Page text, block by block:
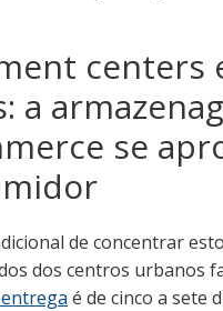
centers
a
se
de concentrar
dos centros urbanos
é de cinco a sete